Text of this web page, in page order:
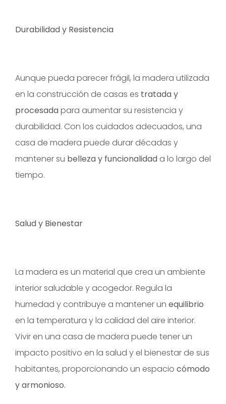
Durabilidad y Resistencia
Aunque pueda parecer frágil, la madera utilizada
en la construcción de casas es tratada y
procesadapara aumentar su resistencia y
durabilidad. Con los cuidados adecuados, una
casa de madera puede durar décadas y
mantener su belleza y funcionalidad a lo largo del
tiempo.
Salud y Bienestar
La madera es un material que crea un ambiente
interior saludable y acogedor. Regula la
humedad y contribuye a mantener un equilibrio
en la temperatura y la calidad del aire interior.
Vivir en una casa de madera puede tener un
impacto positivo en la salud y el bienestar de sus
habitantes, proporcionando un espacio cómodo
y armonioso.